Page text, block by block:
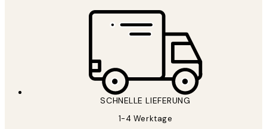
SCHNELLE LIEFERUNG
1-4 Werktage